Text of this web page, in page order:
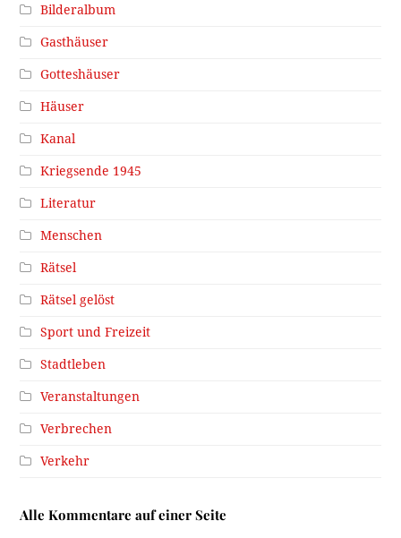
Bilderalbum
Gasthäuser
Gotteshäuser
Häuser
Kanal
Kriegsende 1945
Literatur
Menschen
Rätsel
Rätsel gelöst
Sport und Freizeit
Stadtleben
Veranstaltungen
Verbrechen
Verkehr
Alle Kommentare auf einer Seite